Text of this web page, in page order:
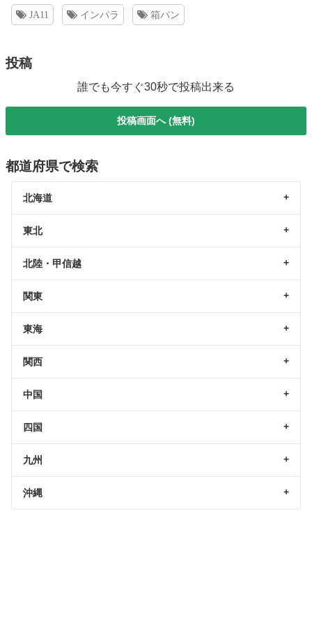
JA11 インパラ 箱バン
投稿
誰でも今すぐ30秒で投稿出来る
投稿画面へ (無料)
都道府県で検索
北海道
東北
北陸・甲信越
関東
東海
関西
中国
四国
九州
沖縄